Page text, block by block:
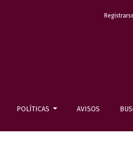
POLÍTICAS AVISOS